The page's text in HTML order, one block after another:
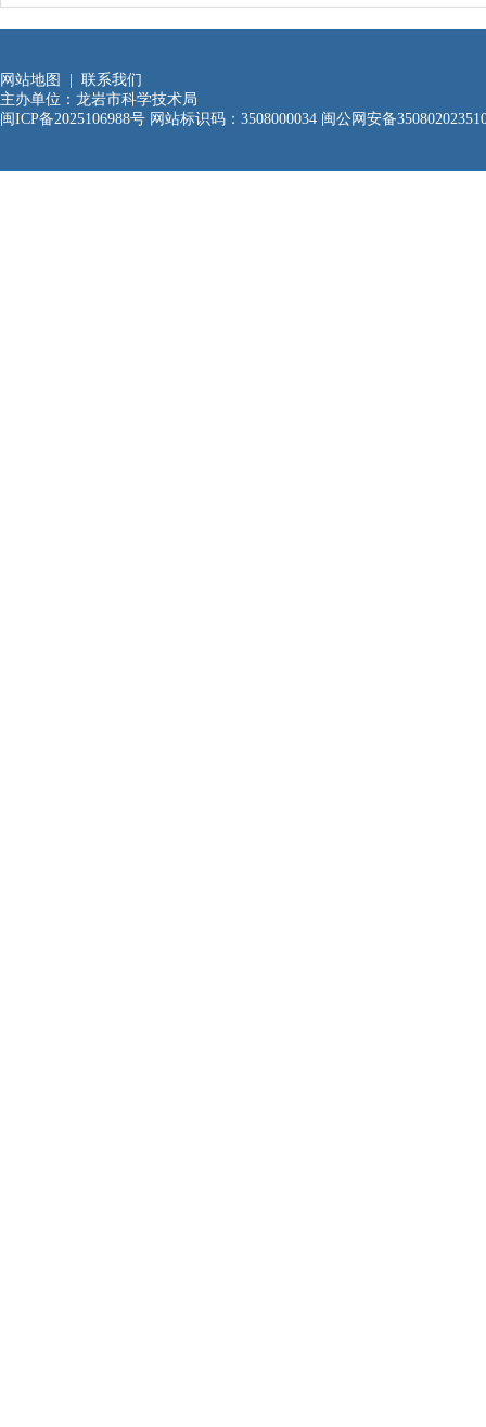
网站地图
联系我们
主办单位：龙岩市科学技术局
闽ICP备2025106988号 网站标识码：3508000034 闽公网安备